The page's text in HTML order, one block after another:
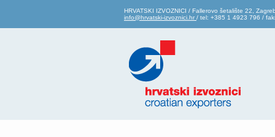
HRVATSKI IZVOZNICI / Fallerovo šetalište 22,
info@hrvatski-izvoznici.hr / tel: +385 1 4923 796 /